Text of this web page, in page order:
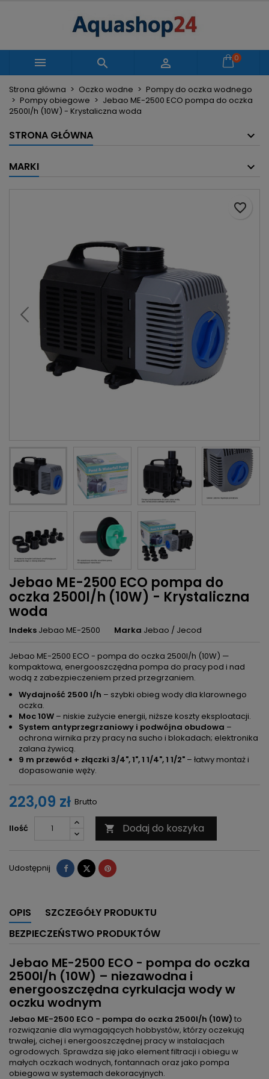
   0
Strona główna Oczko wodne
Pompy do oczka wodnego
Pompy obiegowe
Jebao ME-2500 ECO pompa do oczka
2500l/h (10W) - Krystaliczna woda
STRONA GŁÓWNA
MARKI
Jebao ME-2500 ECO pompa do
oczka 2500l/h (10W) - Krystaliczna
woda
Indeks Jebao ME-2500 Marka Jebao / Jecod
Jebao ME-2500 ECO - pompa do oczka 2500l/h (10W) —
kompaktowa, energooszczędna pompa do pracy pod i nad
wodą z zabezpieczeniem przed przegrzaniem.
Wydajność 2500 l/h – szybki obieg wody dla klarownego
oczka.
Moc 10W – niskie zużycie energii, niższe koszty eksploatacji.
System antyprzegrzaniowy i podwójna obudowa –
ochrona wirnika przy pracy na sucho i blokadach; elektronika
zalana żywicą.
9 m przewód + złączki 3/4", 1", 1 1/4", 1 1/2" – łatwy montaż i
dopasowanie węży.
223,09 zł Brutto
Ilość  Dodaj do koszyka
favorite_border
Udostępnij Udostępnij
TweetujPinterest
OPIS
SZCZEGÓŁY PRODUKTU
BEZPIECZEŃSTWO PRODUKTÓW
Jebao ME-2500 ECO - pompa do oczka
2500l/h (10W) – niezawodna i
energooszczędna cyrkulacja wody w
oczku wodnym
Jebao ME-2500 ECO - pompa do oczka 2500l/h (10W) to
rozwiązanie dla wymagających hobbystów, którzy oczekują
trwałej, cichej i energooszczędnej pracy w instalacjach
ogrodowych. Sprawdza się jako element filtracji i obiegu w
małych oczkach wodnych, fontannach oraz jako pompa
obiegowa w systemach dekoracyjnych.
Moje listy życzeń
add_circle_outline Utwórz nową listę
Utwórz listę życzeń
Nazwa listy życzeń
Zaloguj się
Musisz być zalogowany by zapisać produkty na
swojej liście życzeń.
Anuluj Zaloguj się